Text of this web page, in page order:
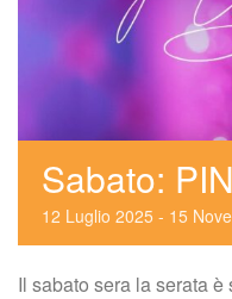
Sabato:
12 Luglio 2025 - 15
Il sabato sera la serata è